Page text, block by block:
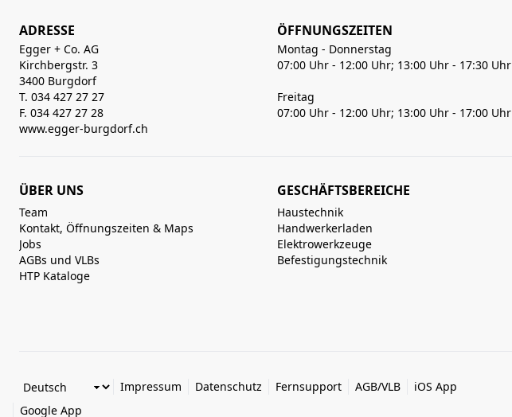
ADRESSE
Egger + Co. AG
Kirchbergstr. 3
3400 Burgdorf
T. 034 427 27 27
F. 034 427 27 28
www.egger-burgdorf.ch
ÖFFNUNGSZEITEN
Montag - Donnerstag
07:00 Uhr - 12:00 Uhr; 13:00 Uhr - 17:30 Uhr
Freitag
07:00 Uhr - 12:00 Uhr; 13:00 Uhr - 17:00 Uhr
ÜBER UNS
Team
Kontakt, Öffnungszeiten & Maps
Jobs
AGBs und VLBs
HTP Kataloge
GESCHÄFTSBEREICHE
Haustechnik
Handwerkerladen
Elektrowerkzeuge
Befestigungstechnik
Impressum Datenschutz Fernsupport AGB/VLB
iOS App
Google App